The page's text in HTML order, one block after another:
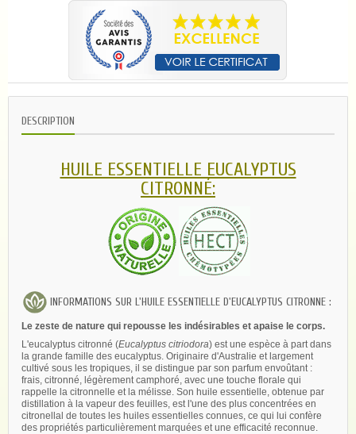
DESCRIPTION
HUILE ESSENTIELLE EUCALYPTUS
CITRONNÉ:
INFORMATIONS SUR L'HUILE ESSENTIELLE D'EUCALYPTUS CITRONNE :
Le zeste de nature qui repousse les indésirables et apaise le corps.
L'eucalyptus citronné (Eucalyptus citriodora) est une espèce à part dans
la grande famille des eucalyptus. Originaire d'Australie et largement
cultivé sous les tropiques, il se distingue par son parfum envoûtant :
frais, citronné, légèrement camphoré, avec une touche florale qui
rappelle la citronnelle et la mélisse. Son huile essentielle, obtenue par
distillation à la vapeur des feuilles, est l'une des plus concentrées en
citronellal de toutes les huiles essentielles connues, ce qui lui confère
des propriétés particulièrement marquées et une efficacité reconnue.